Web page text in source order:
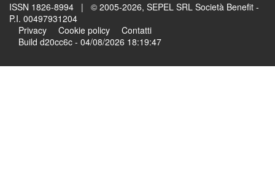
ISSN 1826-8994 | © 2005-2026, SEPEL SRL Società Benefit -
P.I. 00497931204
Privacy
Cookie policy
Contatti
Build d20cc6c - 04/08/2026 18:19:47